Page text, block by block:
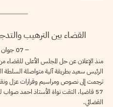
القضاء بين الترهيب
– 07 جوان 2024 –
منذ الإعلان عن حل المجلس الأعلى للقضاء
الرئيس سعيد بطريقة آلية متواصلة
ترجمت إلى نصوص ومراسيم وقرارات عزل
57 قاضيا، التقت نواة الأستاذ احمد
القضائي.